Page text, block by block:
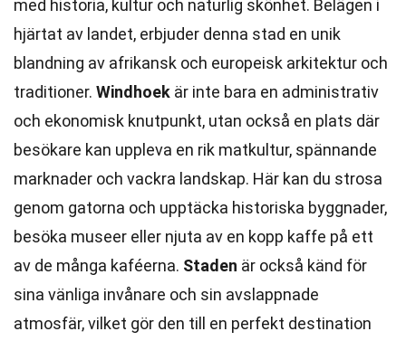
med historia, kultur och naturlig skönhet. Belägen i
hjärtat av landet, erbjuder denna stad en unik
blandning av afrikansk och europeisk arkitektur och
traditioner. Windhoek är inte bara en administrativ
och ekonomisk knutpunkt, utan också en plats där
besökare kan uppleva en rik matkultur, spännande
marknader och vackra landskap. Här kan du strosa
genom gatorna och upptäcka historiska byggnader,
besöka museer eller njuta av en kopp kaffe på ett
av de många kaféerna. Staden är också känd för
sina vänliga invånare och sin avslappnade
atmosfär, vilket gör den till en perfekt destination